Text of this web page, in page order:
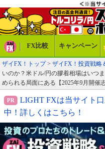
FX比較 キャンペーン
ザイFX！トップ> ザイFX！投資戦略
いのか？米ドル/円の膠着相場はいつ
められる局面にある【2025年9月開催
LIGHT FXは当サイト
中！詳しくはこちら！